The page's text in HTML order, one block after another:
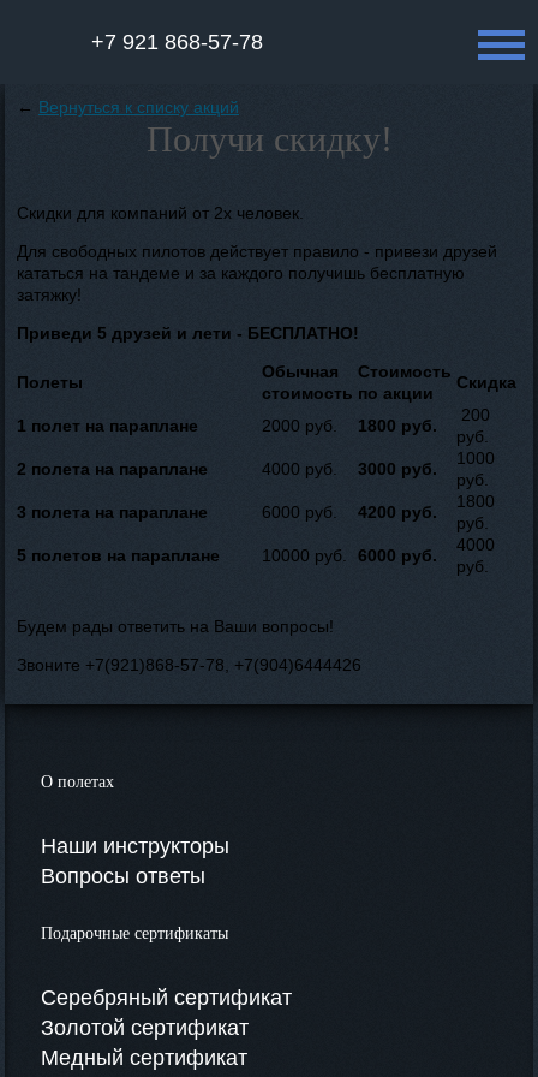
+7 921 868-57-78
← Вернуться к списку акций
Получи скидку!
Скидки для компаний от 2х человек.
Для свободных пилотов действует правило - привези друзей
кататься на тандеме и за каждого получишь бесплатную
затяжку!
Приведи 5 друзей и лети - БЕСПЛАТНО!
Полеты
Обычная
стоимость
Стоимость
по акции
Скидка
1 полет на параплане 2000 руб. 1800 руб.
200
руб.
2 полета на параплане
4000 руб. 3000 руб.
1000
руб.
3 полета на параплане
6000 руб. 4200 руб.
1800
руб.
5 полетов на параплане
10000 руб. 6000 руб.
4000
руб.
Будем рады ответить на Ваши вопросы!
Звоните +7(921)868-57-78, +7(904)6444426
О полетах
Наши инструкторы
Вопросы ответы
Подарочные сертификаты
Серебряный сертификат
Золотой сертификат
Медный сертификат